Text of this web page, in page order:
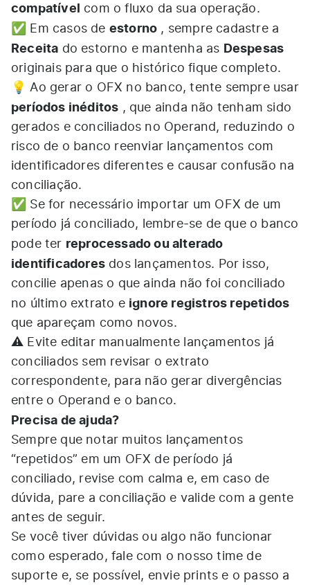
compatível com o fluxo da sua operação.
✅ Em casos de estorno , sempre cadastre a
Receita do estorno e mantenha as Despesas
originais para que o histórico fique completo.
💡 Ao gerar o OFX no banco, tente sempre usar
períodos inéditos , que ainda não tenham sido
gerados e conciliados no Operand, reduzindo o
risco de o banco reenviar lançamentos com
identificadores diferentes e causar confusão na
conciliação.
✅ Se for necessário importar um OFX de um
período já conciliado, lembre-se de que o banco
pode ter reprocessado ou alterado
identificadores dos lançamentos. Por isso,
concilie apenas o que ainda não foi conciliado
no último extrato e ignore registros repetidos
que apareçam como novos.
⚠️ Evite editar manualmente lançamentos já
conciliados sem revisar o extrato
correspondente, para não gerar divergências
entre o Operand e o banco.
Precisa de ajuda?
Sempre que notar muitos lançamentos
“repetidos” em um OFX de período já
conciliado, revise com calma e, em caso de
dúvida, pare a conciliação e valide com a gente
antes de seguir.
Se você tiver dúvidas ou algo não funcionar
como esperado, fale com o nosso time de
suporte e, se possível, envie prints e o passo a